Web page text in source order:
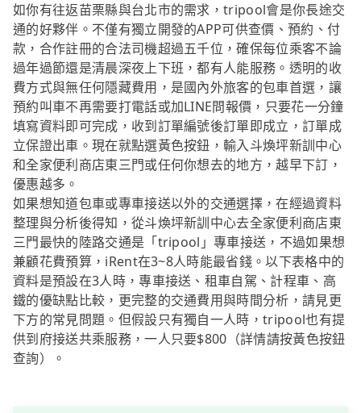
如你有往返苗栗縣與台北市的需求，tripool會是你長途交
通的好夥伴。不僅有獨立開發的APP可供查價、預約、付
款，合作註冊的合法司機超過五千位，確保每位乘客不論
過年過節還是清晨深夜上下班，都有人能服務。透明的收
費方式與無任何隱藏費用，是國內外旅客的包車首選，讓
預約叫車不再需要打電話或加LINE問報價，只要花一分鐘
填寫資料即可完成，收到訂單編號後訂單即成立，訂單成
立保證出車。現在就點選黃色按鈕，輸入斗煥坪新訓中心
和全家便利商店東三門或任何你想去的地方，越早下訂，
優惠越多。
如果想知道包車或專車接送以外的交通選擇，在經過資料
整理與分析後得知，從斗煥坪新訓中心去全家便利商店東
三門最快的陸路交通是「tripool」專車接送，不過如果想
兼顧花費預算，iRent在3~8人時能最省錢。以下表格中的
資料是預設在3人時，專車接送、租車自駕、計程車、高
鐵的優缺點比較，更完整的交通費用與時間分析，請見更
下方的常見問題。但假設只有獨自一人時，tripool也有提
供到府接送共乘服務，一人只要$800（詳情請按黃色按鈕
查詢）。